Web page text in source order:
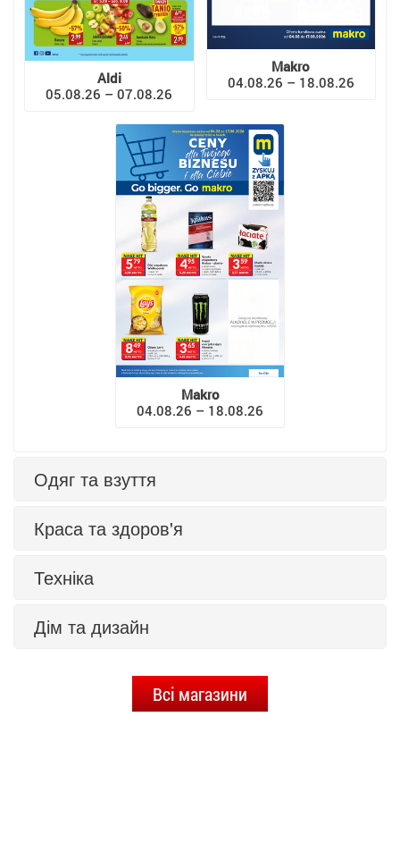
Aldi
05.08.26 – 07.08.26
Makro
04.08.26 – 18.08.26
Makro
04.08.26 – 18.08.26
Одяг та взуття
Краса та здоров'я
Техніка
Дім та дизайн
Всі магазини